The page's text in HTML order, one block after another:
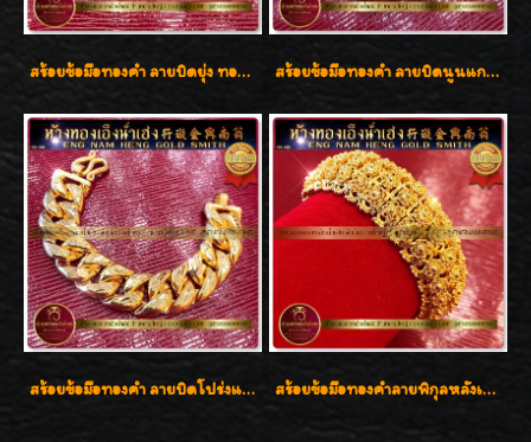
สร้อยข้อมือทองคำ ลายบิดยุ่ง ทองคำ 96.5% น้ำหนัก 3 บาท สวยน่าสะสมค่ะ สร้อยข้อมือทองคำ ลายบิดนูนแกะลาย ทองคำ 96.5% น้ำหนัก 5 บาท สวยค่ะ
สร้อยข้อมือทองคำ ลายบิดโปร่งแกะลาย ทองคำ 96.5% น้ำหนัก 5 บาท สวยค่ะ สร้อยข้อมือทองคำลายพิกุลหลังเต่า น้ำหนัก 86.6g ( 5.71 บาท ) หน้ากว้าง 20 มิล